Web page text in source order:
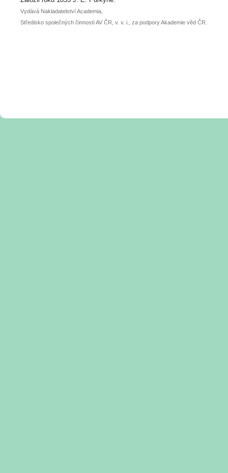
Vydává Nakladatelství Academia,
Středisko společných činností AV ČR, v. v. i., za podpory Akademie věd ČR.